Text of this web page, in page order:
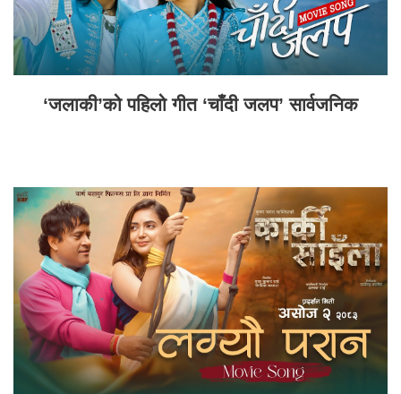
‘जलाकी’को पहिलो गीत ‘चाँदी जलप’ सार्वजनिक